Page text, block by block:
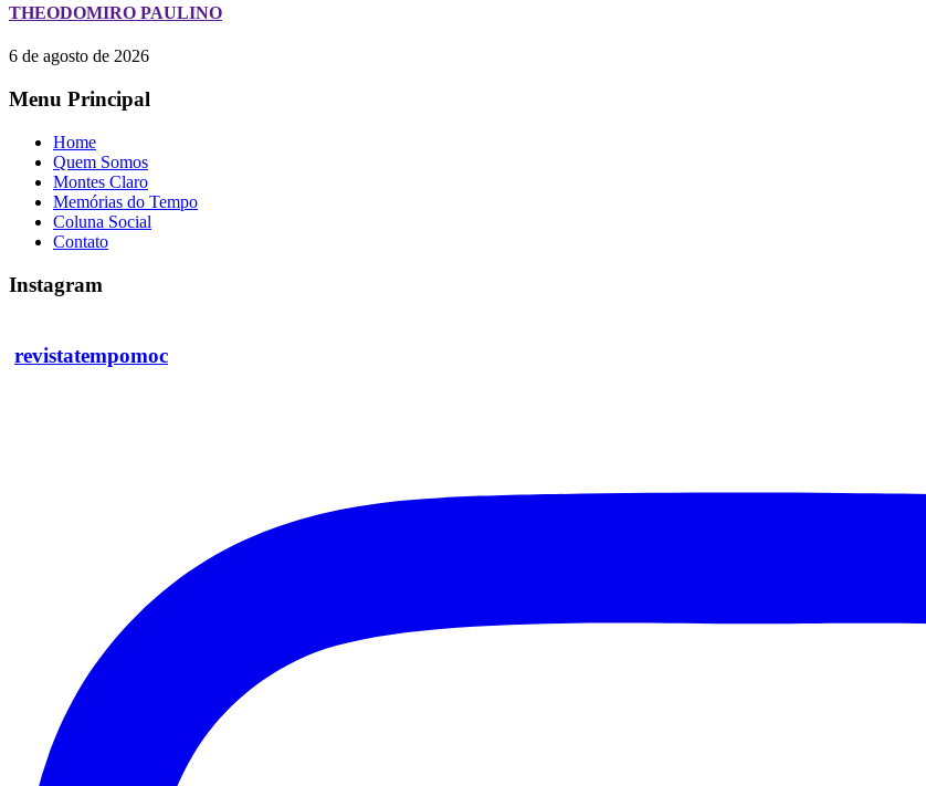
THEODOMIRO PAULINO
6 de agosto de 2026
Menu Principal
Home
Quem Somos
Montes Claro
Memórias do Tempo
Coluna Social
Contato
Instagram
revistatempomoc